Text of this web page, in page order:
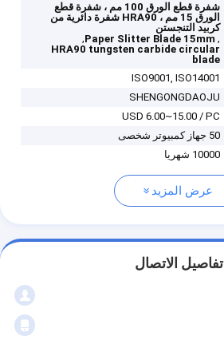
شفرة قطع الورق 100 مم ، شفرة قطع
الورق 15 مم ، HRA90 شفرة دائرية من
كربيد التنجستن
,
Paper Slitter Blade 15mm
,
HRA90 tungsten carbide circular
blade
ISO9001, ISO14001
SHENGONGDAOJU
USD 6.00~15.00 / PC
50 جهاز كمبيوتر شخصى
10000 شهريا
عرض المزيد
تفاصيل الاتصال